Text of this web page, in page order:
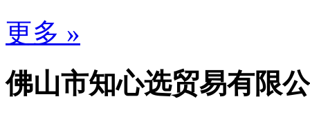
更多 »
佛山市知心选贸易有限